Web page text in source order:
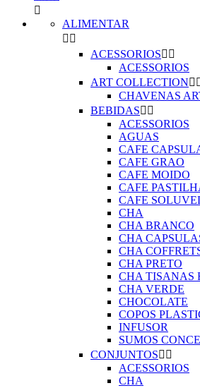

ALIMENTAR
 
ACESSORIOS 
ACESSORIOS
ART COLLECTION
CHAVENAS
BEBIDAS 
ACESSORIOS
AGUAS
CAFE
CAFE GRAO
CAFE MOIDO
CAFE
CAFE
CHA
CHA BRANCO
CHA
CHA
CHA PRETO
CHA TISANAS
CHA VERDE
CHOCOLATE
COPOS
INFUSOR
SUMOS
CONJUNTOS 
ACESSORIOS
CHA